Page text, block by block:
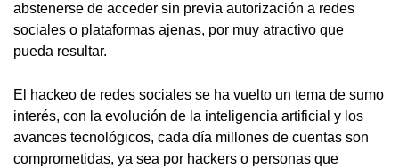
abstenerse de acceder sin previa autorización a redes
sociales o plataformas ajenas, por muy atractivo que
pueda resultar.
El hackeo de redes sociales se ha vuelto un tema de sumo
interés, con la evolución de la inteligencia artificial y los
avances tecnológicos, cada día millones de cuentas son
comprometidas, ya sea por hackers o personas que